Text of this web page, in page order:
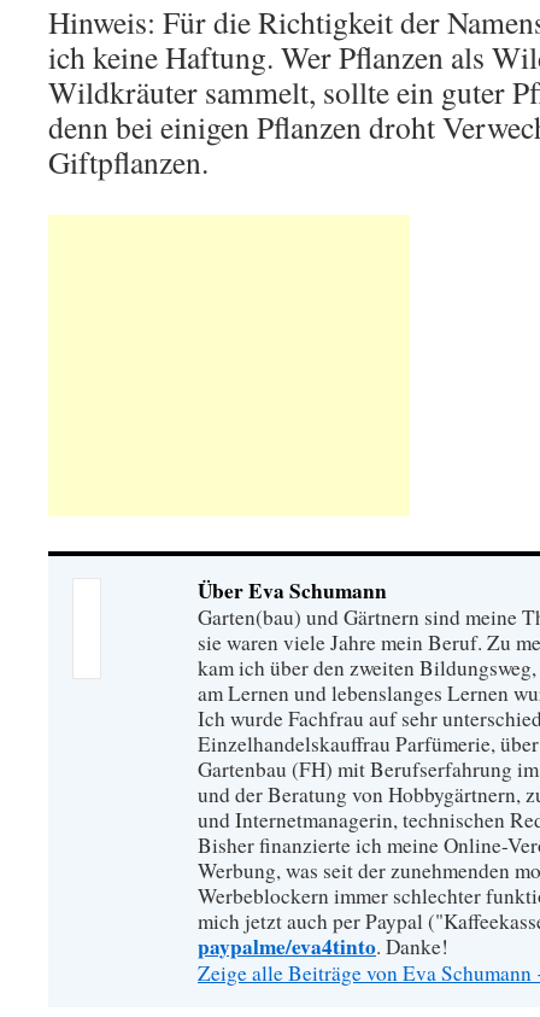
Hinweis: Für die Richtigkeit der
ich keine Haftung. Wer Pflanzen als
Wildkräuter sammelt, sollte ein guter
denn bei einigen Pflanzen droht
Giftpflanzen.
Über Eva Schumann
Garten(bau) und Gärtnern sind meine
sie waren viele Jahre mein Beruf. Zu
kam ich über den zweiten
am Lernen und lebenslanges Lernen
Ich wurde Fachfrau auf sehr
Einzelhandelskauffrau Parfümerie,
Gartenbau (FH) mit Berufserfahrung
und der Beratung von Hobbygärtnern,
und Internetmanagerin, technischen
Bisher finanzierte ich meine Online-
Werbung, was seit der zunehmenden
Werbeblockern immer schlechter
mich jetzt auch per Paypal
paypalme/eva4tinto. Danke!
Zeige alle Beiträge von Eva Schumann